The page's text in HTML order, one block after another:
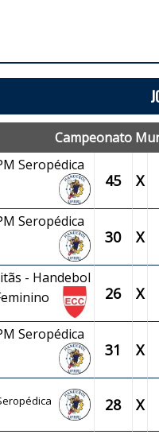
Campeonato
Seropédica
45 X
Seropédica
30 X
- Handebol
26 X
Seropédica
31 X
28 X